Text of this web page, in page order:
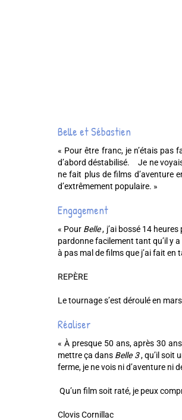
Belle et Sébastien
« Pour être franc, je n’étais pas
d’abord déstabilisé. Je ne
ne fait plus de films d’aventure
d’extrêmement populaire. »
Engagement
« Pour Belle, j’ai bossé 14
pardonne facilement tant qu’il y
à pas mal de films que j’ai fait en
REPÈRE
Le tournage s’est déroulé en
Réaliser
« À presque 50 ans, après 30
mettre ça dans Belle 3, qu’il soit
ferme, je ne vois ni d’aventure ni
Qu’un film soit raté, je peux
Clovis Cornillac